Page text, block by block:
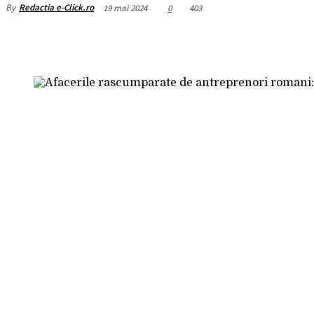
By Redactia e-Click.ro 19 mai 2024 0 403